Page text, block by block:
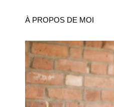
À PROPOS DE MOI